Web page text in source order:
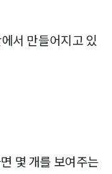
서 만들어지고 있
몇 개를 보여주는